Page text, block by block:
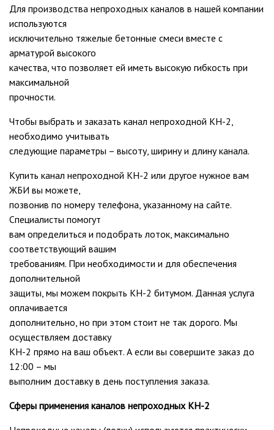
Для производства непроходных каналов в нашей компании
используются
исключительно тяжелые бетонные смеси вместе с
арматурой высокого
качества, что позволяет ей иметь высокую гибкость при
максимальной
прочности.
Чтобы выбрать и заказать канал непроходной КН-2,
необходимо учитывать
следующие параметры – высоту, ширину и длину канала.
Купить канал непроходной КН-2 или другое нужное вам
ЖБИ вы можете,
позвонив по номеру телефона, указанному на сайте.
Специалисты помогут
вам определиться и подобрать лоток, максимально
соответствующий вашим
требованиям. При необходимости и для обеспечения
дополнительной
защиты, мы можем покрыть КН-2 битумом. Данная услуга
оплачивается
дополнительно, но при этом стоит не так дорого. Мы
осуществляем доставку
КН-2 прямо на ваш объект. А если вы совершите заказ до
12:00 – мы
выполним доставку в день поступления заказа.
Сферы применения каналов непроходных КН-2